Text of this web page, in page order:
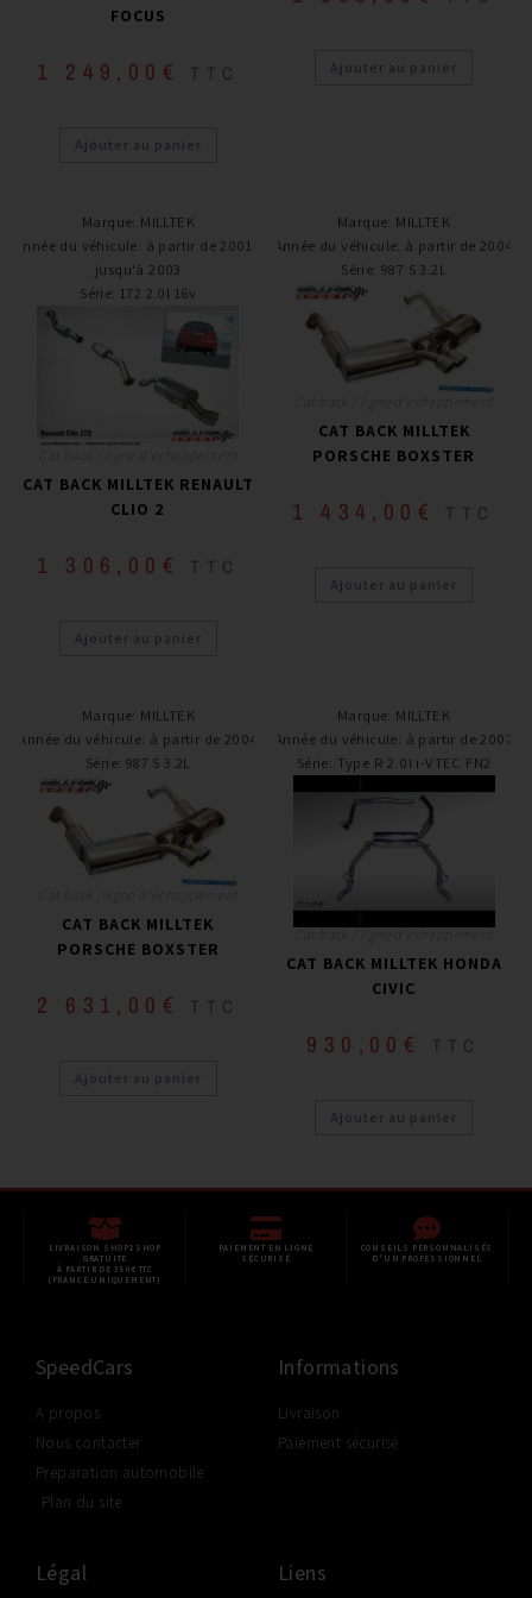
FOCUS
1 249,00 € TTC
Ajouter au panier
Ajouter au panier
Marque: MILLTEK
Année du véhicule: à partir de 2001 /
jusqu'à 2003
Série: 172 2.0l 16v
CAT BACK MILLTEK RENAULT
CLIO 2
1 306,00 € TTC
Ajouter au panier
Marque: MILLTEK
Année du véhicule: à partir de 2004
Série: 987 S 3.2L
CAT BACK MILLTEK
PORSCHE BOXSTER
1 434,00 € TTC
Ajouter au panier
Marque: MILLTEK
Année du véhicule: à partir de 2004
Série: 987 S 3.2L
CAT BACK MILLTEK
PORSCHE BOXSTER
2 631,00 € TTC
Ajouter au panier
Marque: MILLTEK
Année du véhicule: à partir de 2007
Série: Type R 2.0l i-VTEC FN2
CAT BACK MILLTEK HONDA
CIVIC
930,00 € TTC
Ajouter au panier
LIVRAISON SHOP2SHOP
GRATUITE
À PARTIR DE 350€ TTC
(FRANCE UNIQUEMENT)
PAIEMENT EN LIGNE
SÉCURISÉ
CONSEILS PERSONNALISÉS
D'UN PROFESSIONNEL
SpeedCars
A propos
Nous contacter
Préparation automobile
Plan du site
Informations
Livraison
Paiement sécurisé
Légal Liens